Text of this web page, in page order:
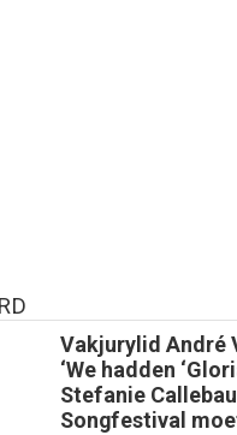
Vakjurylid André
‘We hadden
Stefanie
Songfestival